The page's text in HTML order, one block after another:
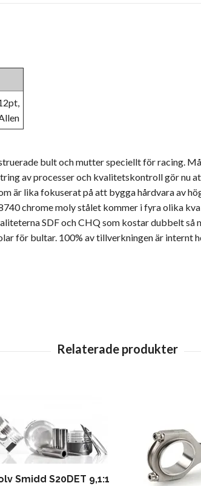
bult och mutter speciellt för racing.
av processer och kvalitetskontroll gör nu
är lika fokuserat på att bygga hårdvara av
chrome moly stålet kommer i fyra olika
SDF och CHQ som kostar dubbelt
för bultar. 100% av tillverkningen är internt
Smidd S20DET 9,1:1